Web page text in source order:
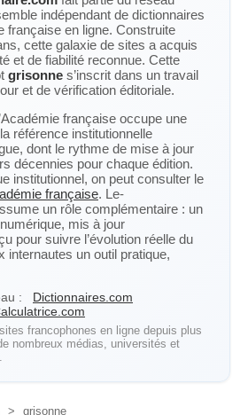
indépendant de dictionnaires
française en ligne. Construite
cette galaxie de sites a acquis
et de fiabilité reconnue. Cette
grisonne s’inscrit dans un travail
et de vérification éditoriale.
française occupe une
référence institutionnelle
dont le rythme de mise à jour
décennies pour chaque édition.
institutionnel, on peut consulter le
française. Le-
un rôle complémentaire : un
mis à jour
pour suivre l’évolution réelle du
internautes un outil pratique,
:
Dictionnaires.com
francophones en ligne depuis plus
nombreux médias, universités et
> grisonne